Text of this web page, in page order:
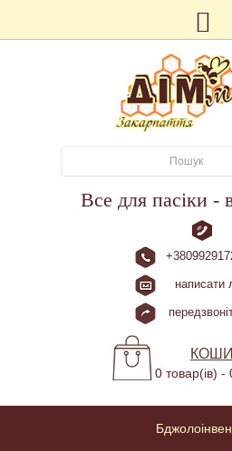
Все для пасіки -
написати
0 товар(ів) -